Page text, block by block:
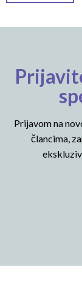
Prijavom na
člancima,